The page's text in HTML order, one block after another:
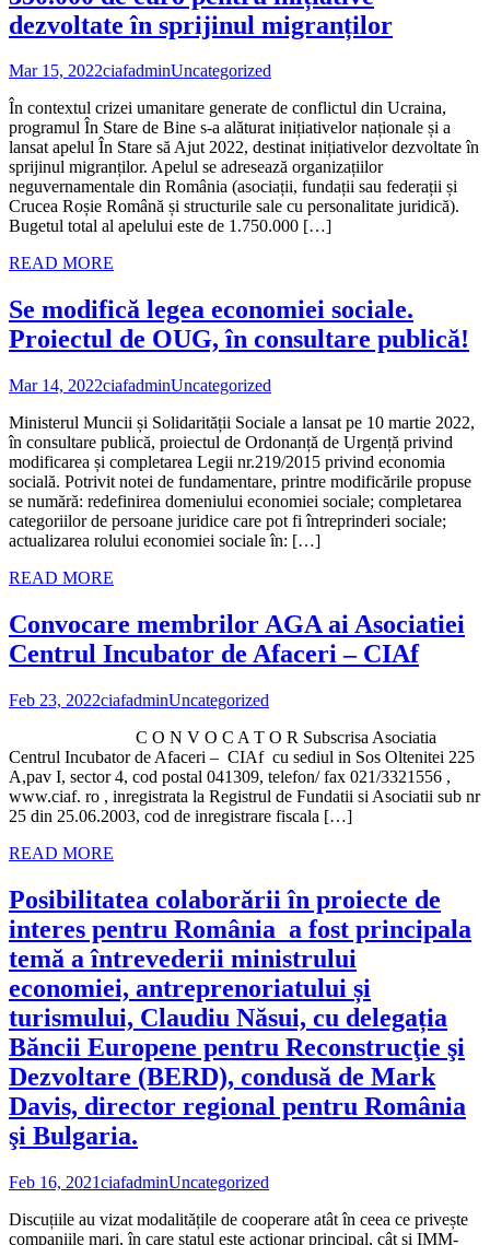
dezvoltate în sprijinul migranților
Mar 15, 2022ciafadminUncategorized
În contextul crizei umanitare generate de conflictul din Ucraina,
programul În Stare de Bine s-a alăturat inițiativelor naționale și a
lansat apelul În Stare să Ajut 2022, destinat inițiativelor dezvoltate în
sprijinul migranților. Apelul se adresează organizațiilor
neguvernamentale din România (asociații, fundații sau federații și
Crucea Roșie Română și structurile sale cu personalitate juridică).
Bugetul total al apelului este de 1.750.000 […]
READ MORE
Se modifică legea economiei sociale.
Proiectul de OUG, în consultare publică!
Mar 14, 2022ciafadminUncategorized
Ministerul Muncii și Solidarității Sociale a lansat pe 10 martie 2022,
în consultare publică, proiectul de Ordonanță de Urgență privind
modificarea și completarea Legii nr.219/2015 privind economia
socială. Potrivit notei de fundamentare, printre modificările propuse
se numără: redefinirea domeniului economiei sociale; completarea
categoriilor de persoane juridice care pot fi întreprinderi sociale;
actualizarea rolului economiei sociale în: […]
READ MORE
Convocare membrilor AGA ai Asociatiei
Centrul Incubator de Afaceri – CIAf
Feb 23, 2022ciafadminUncategorized
C O N V O C A T O R Subscrisa Asociatia
Centrul Incubator de Afaceri – CIAf cu sediul in Sos Oltenitei 225
A,pav I, sector 4, cod postal 041309, telefon/ fax 021/3321556 ,
www.ciaf. ro , inregistrata la Registrul de Fundatii si Asociatii sub nr
25 din 25.06.2003, cod de inregistrare fiscala […]
READ MORE
Posibilitatea colaborării în proiecte de
interes pentru România a fost principala
temă a întrevederii ministrului
economiei, antreprenoriatului și
turismului, Claudiu Năsui, cu delegația
Băncii Europene pentru Reconstrucţie şi
Dezvoltare (BERD), condusă de Mark
Davis, director regional pentru România
şi Bulgaria.
Feb 16, 2021ciafadminUncategorized
Discuțiile au vizat modalitățile de cooperare atât în ceea ce privește
companiile mari, în care statul este acționar principal, cât și IMM-